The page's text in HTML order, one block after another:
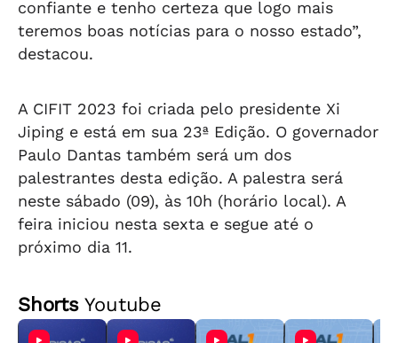
confiante e tenho certeza que logo mais
teremos boas notícias para o nosso estado”,
destacou.
A CIFIT 2023 foi criada pelo presidente Xi
Jiping e está em sua 23ª Edição. O governador
Paulo Dantas também será um dos
palestrantes desta edição. A palestra será
neste sábado (09), às 10h (horário local). A
feira iniciou nesta sexta e segue até o
próximo dia 11.
ShortsYoutube